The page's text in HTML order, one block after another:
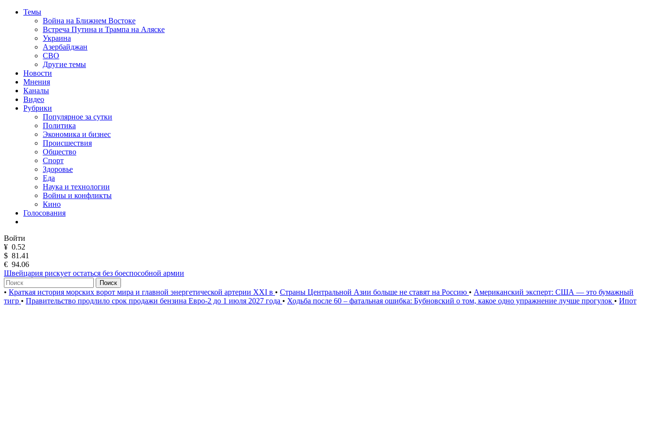
Темы
Война на Ближнем Востоке
Встреча Путина и Трампа на Аляске
Украина
Азербайджан
СВО
Другие темы
Новости
Мнения
Каналы
Видео
Рубрики
Популярное за сутки
Политика
Экономика и бизнес
Происшествия
Общество
Спорт
Здоровье
Еда
Наука и технологии
Войны и конфликты
Кино
Голосования
Войти
¥ 0.52
$ 81.41
€ 94.06
Швейцария рискует остаться без боеспособной армии
Поиск
• Краткая история морских ворот мира и главной энергетической артерии XXI в • Страны Центральной Азии больше не ставят на Россию • Американский эксперт: США — это бумажный
тигр • Правительство продлило срок продажи бензина Евро-2 до 1 июля 2027 года • Ходьба после 60 – фатальная ошибка: Бубновский о том, какое одно упражнение лучше прогулок • Ипот